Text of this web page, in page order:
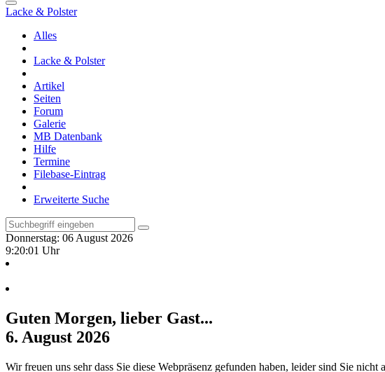
Lacke & Polster
Alles
Lacke & Polster
Artikel
Seiten
Forum
Galerie
MB Datenbank
Hilfe
Termine
Filebase-Eintrag
Erweiterte Suche
Donnerstag: 06 August 2026
9:20:02 Uhr
Guten Morgen, lieber Gast...
6. August 2026
Wir freuen uns sehr dass Sie diese Webpräsenz gefunden haben, leider sind Sie